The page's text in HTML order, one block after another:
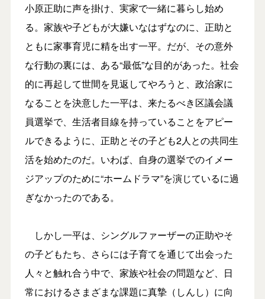
小原正助に声を掛け、実家で一緒に暮らし始め
る。家族や子どもが大嫌いなはずなのに、正助と
ともに家事育児に精を出す一平。だが、その意外
な行動の裏には、ある“最低”な目的があった。社会
的に再起して世間を見返してやろうと、政治家に
なることを決意した一平は、来たるべき区議会議
員選挙で、生活者目線を持っていることをアピー
ルできるように、正助とその子ども2人との共同生
活を始めたのだ。いわば、自身の選挙でのイメー
ジアップのために“ホームドラマ”を演じているに過
ぎなかったのである。
しかし一平は、シングルファーザーの正助やそ
の子どもたち、さらには子育てを通じて出会った
人々と触れ合う中で、家族や社会の問題など、日
常におけるさまざまな課題に真摯（しんし）に向